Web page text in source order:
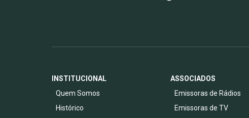
INSTITUCIONAL
Quem Somos
Histórico
ASSOCIADOS
Emissoras de Rádios
Emissoras de TV